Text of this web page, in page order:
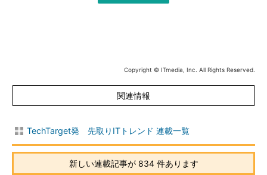
Copyright © ITmedia, Inc. All Rights Reserved.
関連情報
TechTarget発 先取りITトレンド 連載一覧
新しい連載記事が 834 件あります